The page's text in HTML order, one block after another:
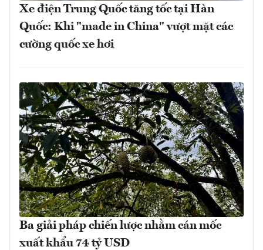
Xe điện Trung Quốc tăng tốc tại Hàn
Quốc: Khi "made in China" vượt mặt các
cường quốc xe hơi
Ba giải pháp chiến lược nhằm cán mốc
xuất khẩu 74 tỷ USD